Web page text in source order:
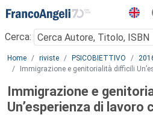
Menu
Cerca:
Main content
Home riviste PSICOBIETTIVO
Immigrazione e genitorialità difficili
Immigrazione e
Un’esperienza di lavoro